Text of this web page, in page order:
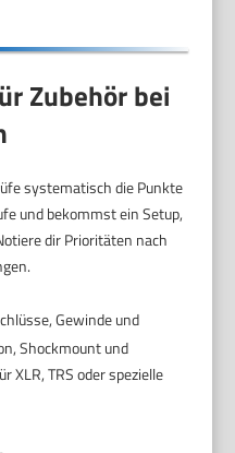
Zubehör bei
systematisch die Punkte
und bekommst ein Setup,
dir Prioritäten nach
Gewinde und
Shockmount und
XLR, TRS oder spezielle